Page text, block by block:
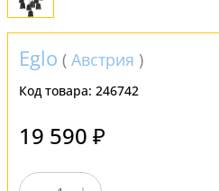
Eglo ( Австрия )
Код товара: 246742
19 590 ₽